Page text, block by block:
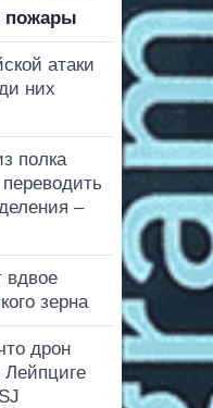
пожары
атаки
них
полка
–
вдвое
зерна
дрон
Лейпциге